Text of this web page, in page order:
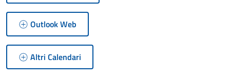
Outlook Web
Altri Calendari